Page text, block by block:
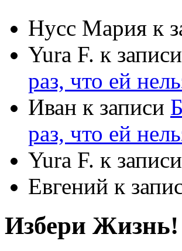
Нусс Мария к
Yura F. к записи
раз, что ей
Иван к записи
раз, что ей
Yura F. к записи
Евгений к
Избери Жизнь!